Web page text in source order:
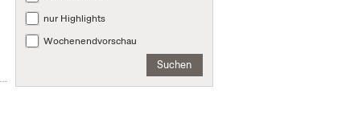
nur Highlights
Wochenendvorschau
Suchen